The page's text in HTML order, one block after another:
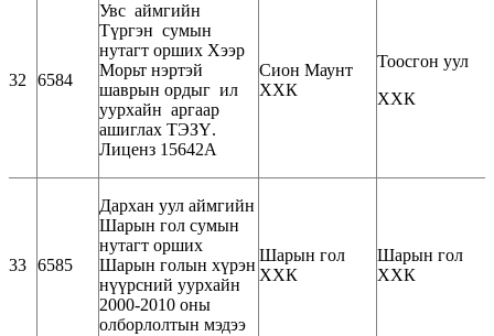
32 6584
Увс аймгийн
Түргэн сумын
нутагт орших Хээр
Морьт нэртэй
шаврын ордыг ил
уурхайн аргаар
ашиглах ТЭЗҮ.
Лиценз 15642А
Сион Маунт
ХХК
Тоосгон уул
ХХК
33 6585
Дархан уул аймгийн
Шарын гол сумын
нутагт орших
Шарын голын хүрэн
нүүрсний уурхайн
2000-2010 оны
олборлолтын мэдээ
Шарын гол
ХХК
Шарын гол
ХХК